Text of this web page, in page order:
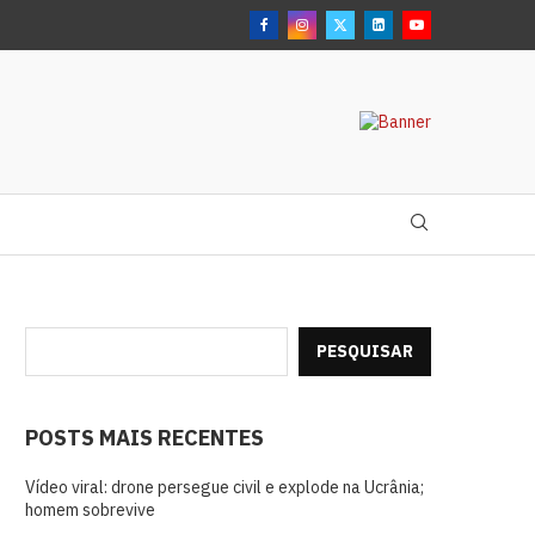
PESQUISAR
POSTS MAIS RECENTES
Vídeo viral: drone persegue civil e explode na Ucrânia;
homem sobrevive